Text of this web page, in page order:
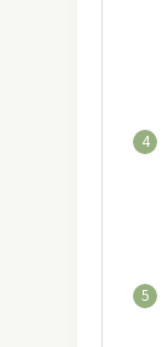
4
5